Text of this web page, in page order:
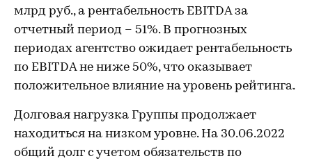
млрд руб., а рентабельность EBITDA за
отчетный период – 51%. В прогнозных
периодах агентство ожидает рентабельность
по EBITDA не ниже 50%, что оказывает
положительное влияние на уровень рейтинга.
Долговая нагрузка Группы продолжает
находиться на низком уровне. На 30.06.2022
общий долг с учетом обязательств по